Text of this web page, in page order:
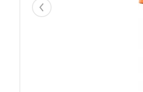
Eelmised